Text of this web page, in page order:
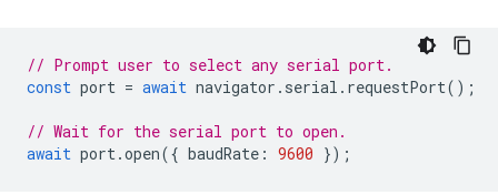
// Prompt user to select any serial port.
const port = await navigator . serial . requestPort();
// Wait for the serial port to open.
await port.open({ baudRate : 9600 });